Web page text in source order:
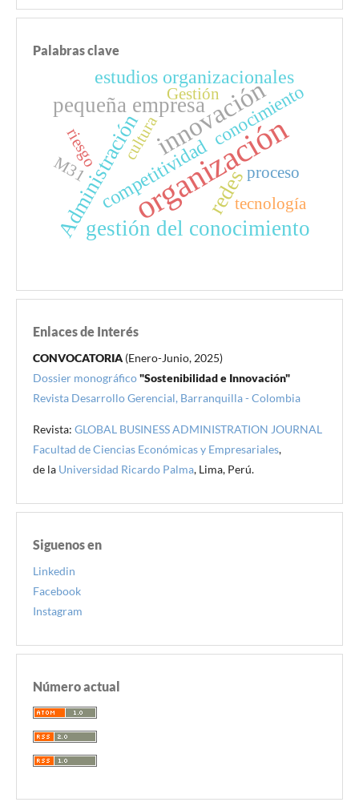
Palabras clave
organización
innovación
pequeña empresa
gestión del conocimiento
redes
Administración
estudios organizacionales
competitividad
conocimiento
proceso
Gestión
M31
riesgo
tecnología
cultura
Enlaces de Interés
CONVOCATORIA (Enero-Junio, 2025)
Dossier monográfico"Sostenibilidad e Innovación"
Revista Desarrollo Gerencial, Barranquilla - Colombia
Revista: GLOBAL BUSINESS ADMINISTRATION JOURNAL
Facultad de Ciencias Económicas y Empresariales,
de la Universidad Ricardo Palma, Lima, Perú.
Siguenos en
Linkedin
Facebook
Instagram
Número actual